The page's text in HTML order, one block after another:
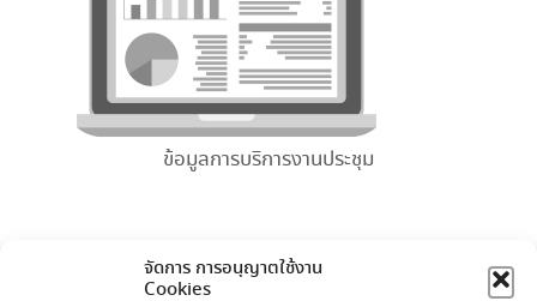
จัดการ การอนุญาตใช้งาน
Cookies
ข้อมูลการบริการงานประชุม